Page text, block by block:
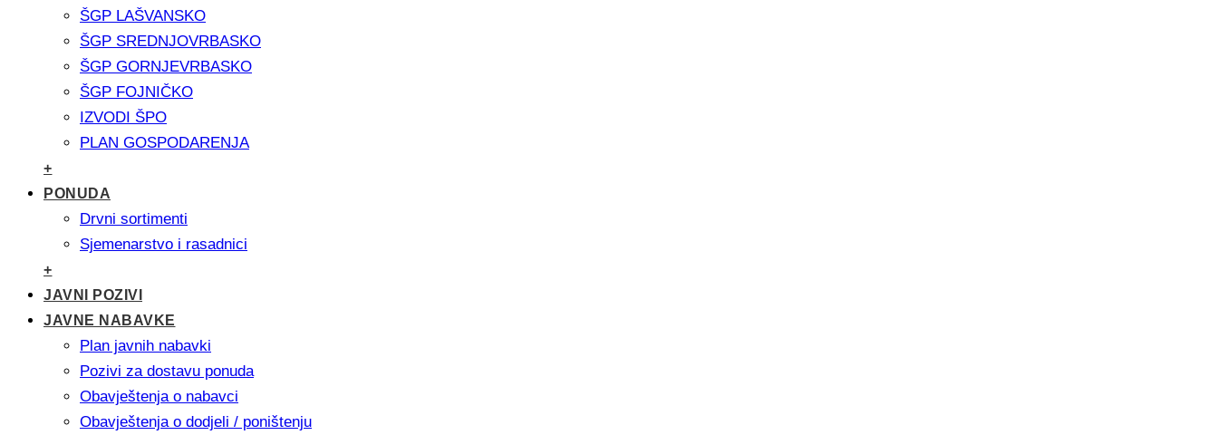
ŠGP LAŠVANSKO
ŠGP SREDNJOVRBASKO
ŠGP GORNJEVRBASKO
ŠGP FOJNIČKO
IZVODI ŠPO
PLAN GOSPODARENJA
+
PONUDA
Drvni sortimenti
Sjemenarstvo i rasadnici
+
JAVNI POZIVI
JAVNE NABAVKE
Plan javnih nabavki
Pozivi za dostavu ponuda
Obavještenja o nabavci
Obavještenja o dodjeli / poništenju